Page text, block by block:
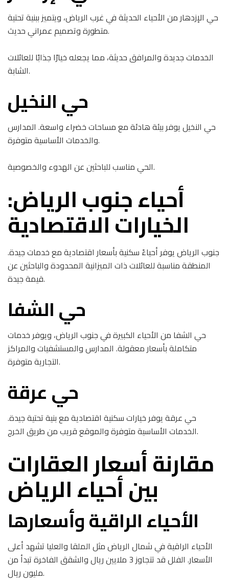
حي الإزدهار من الأحياء الحديثة في غرب الرياض، ويتميز ببنية تحتية
متطورة وتصميم عمراني حديث.
الخدمات جديدة والمرافق حديثة، مما يجعله خيارًا جذابًا للعائلات
الشابة.
حي النخيل
حي النخيل يوفر بيئة هادئة مع مساحات خضراء واسعة. المدارس
والخدمات الأساسية متوفرة.
الحي مناسب للباحثين عن الهدوء والخصوصية.
أحياء جنوب الرياض:
الخيارات الاقتصادية
جنوب الرياض يوفر أحياءً سكنية بأسعار اقتصادية مع خدمات جيدة.
المنطقة مناسبة للعائلات ذات الميزانية المحدودة والباحثين عن
قيمة جيدة.
حي الشفا
حي الشفا من الأحياء الكبيرة في جنوب الرياض، ويوفر خدمات
متكاملة بأسعار معقولة. المدارس والمستشفيات والمراكز
التجارية متوفرة.
حي عرقة
حي عرقة يوفر خيارات سكنية اقتصادية مع بنية تحتية جيدة.
الخدمات الأساسية متوفرة والموقع قريب من طريق الخرج.
مقارنة أسعار العقارات
بين أحياء الرياض
الأحياء الراقية وأسعارها
الأحياء الراقية في شمال الرياض مثل الملقا والعليا تشهد أعلى
الأسعار. الفلل قد تتجاوز 3 ملايين ريال والشقق الفاخرة تبدأ من
مليون ريال.